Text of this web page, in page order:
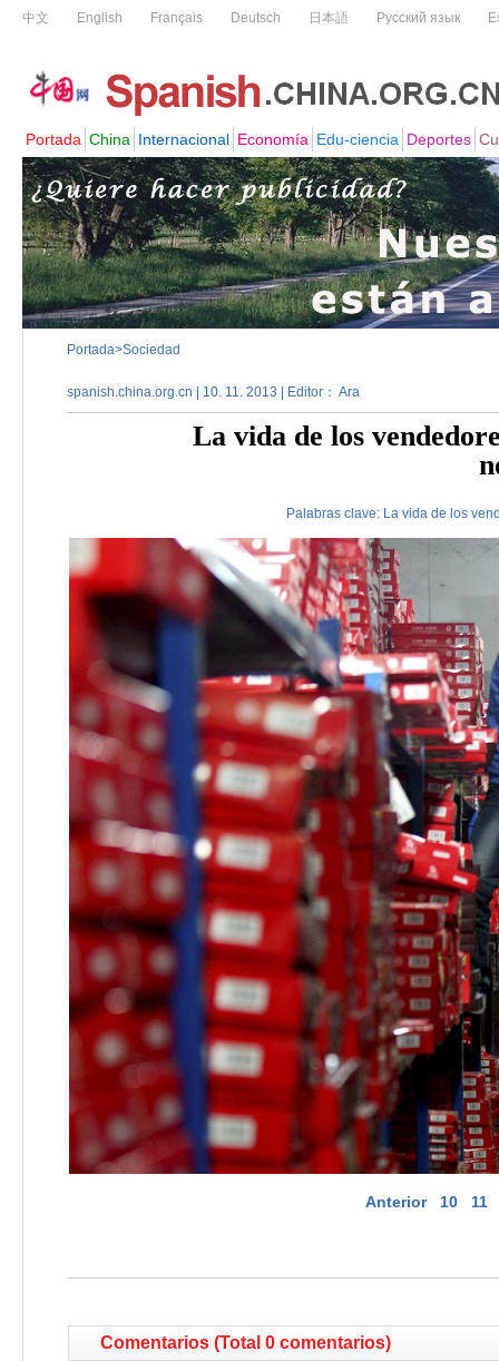
Portada>Sociedad
spanish.china.org.cn | 10. 11. 2013 | Editor： Ara
La vida de los
Palabras clave: La vida de los
Anterior 10 11
Comentarios (Total 0 comentarios)